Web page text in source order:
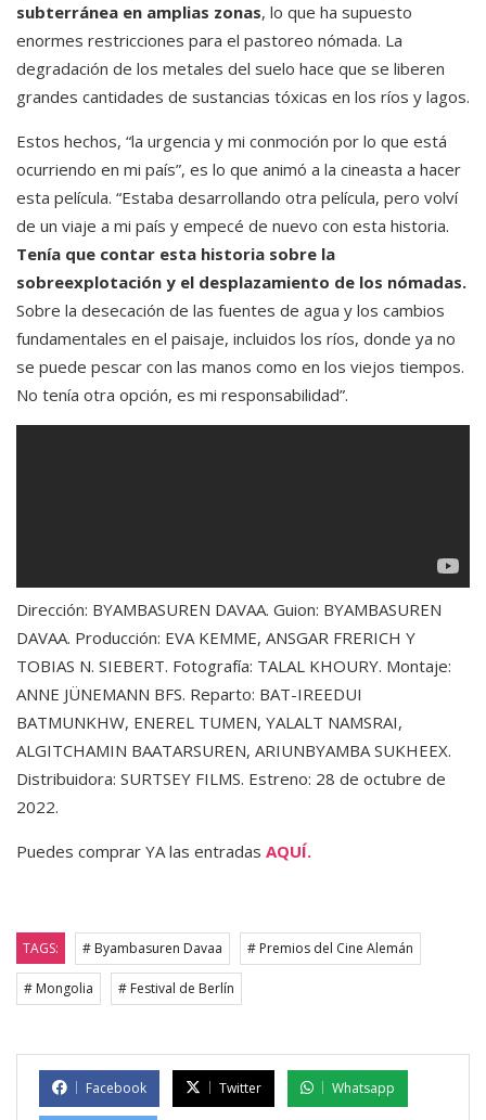
subterránea en amplias zonas, lo que ha supuesto
enormes restricciones para el pastoreo nómada. La
degradación de los metales del suelo hace que se liberen
grandes cantidades de sustancias tóxicas en los ríos y lagos.
Estos hechos, “la urgencia y mi conmoción por lo que está
ocurriendo en mi país”, es lo que animó a la cineasta a hacer
esta película. “Estaba desarrollando otra película, pero volví
de un viaje a mi país y empecé de nuevo con esta historia.
Tenía que contar esta historia sobre la
sobreexplotación y el desplazamiento de los nómadas.
Sobre la desecación de las fuentes de agua y los cambios
fundamentales en el paisaje, incluidos los ríos, donde ya no
se puede pescar con las manos como en los viejos tiempos.
No tenía otra opción, es mi responsabilidad”.
Dirección: BYAMBASUREN DAVAA. Guion: BYAMBASUREN
DAVAA. Producción: EVA KEMME, ANSGAR FRERICH Y
TOBIAS N. SIEBERT. Fotografía: TALAL KHOURY. Montaje:
ANNE JÜNEMANN BFS. Reparto: BAT-IREEDUI
BATMUNKHW, ENEREL TUMEN, YALALT NAMSRAI,
ALGITCHAMIN BAATARSUREN, ARIUNBYAMBA SUKHEEX.
Distribuidora: SURTSEY FILMS. Estreno: 28 de octubre de
2022.
Puedes comprar YA las entradas AQUÍ.
TAGS: # Byambasuren Davaa # Premios del Cine Alemán
# Mongolia # Festival de Berlín
Facebook Twitter Whatsapp